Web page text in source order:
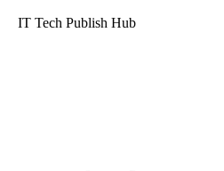
IT Tech Publish Hub